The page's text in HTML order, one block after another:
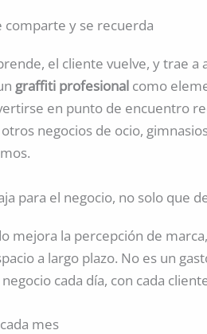
comparte y se recuerda
el cliente vuelve, y trae a
graffiti profesional como
en punto de encuentro
negocios de ocio,
para el negocio, no solo que
mejora la percepción de
a largo plazo. No es un
cada día, con cada
mes